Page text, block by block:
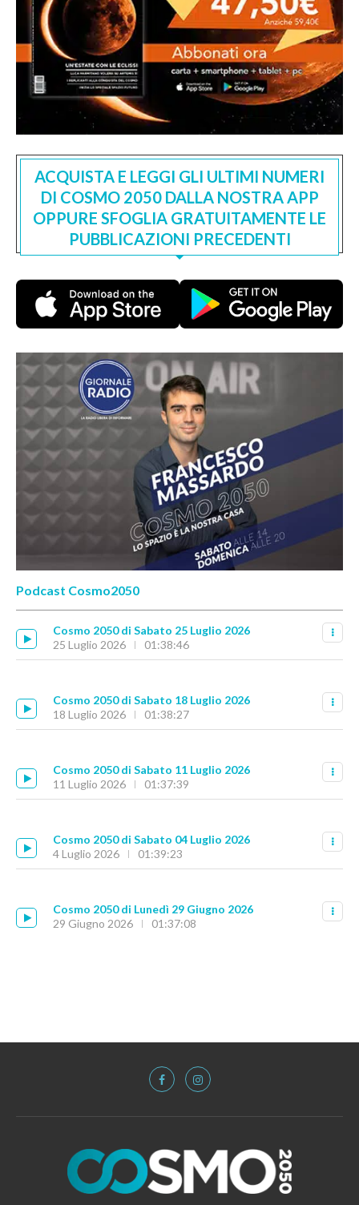
ACQUISTA E LEGGI GLI ULTIMI NUMERI
DI COSMO 2050 DALLA NOSTRA APP
OPPURE SFOGLIA GRATUITAMENTE LE
PUBBLICAZIONI PRECEDENTI
Podcast Cosmo2050
Cosmo 2050 di Sabato 25 Luglio 2026
25 Luglio 2026
01:38:46
Cosmo 2050 di Sabato 18 Luglio 2026
18 Luglio 2026
01:38:27
Cosmo 2050 di Sabato 11 Luglio 2026
11 Luglio 2026
01:37:39
Cosmo 2050 di Sabato 04 Luglio 2026
4 Luglio 2026
01:39:23
Cosmo 2050 di Lunedì 29 Giugno 2026
29 Giugno 2026
01:37:08